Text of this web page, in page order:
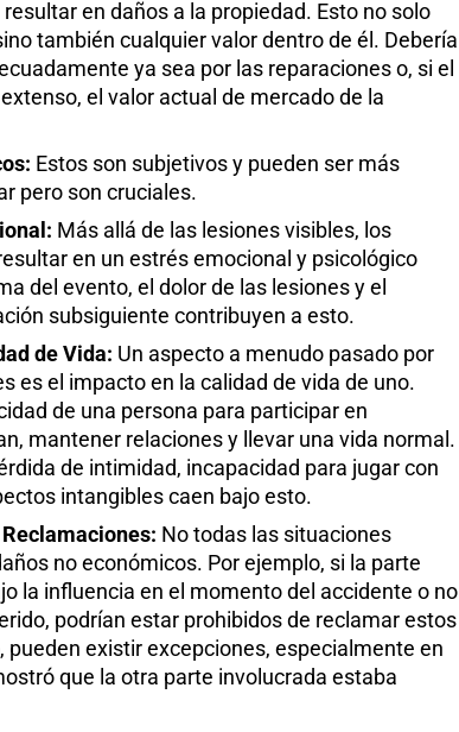
en daños a la propiedad. Esto no solo
también cualquier valor dentro de él. Debería
ya sea por las reparaciones o, si el
el valor actual de mercado de la
Estos son subjetivos y pueden ser más
pero son cruciales.
Más allá de las lesiones visibles, los
en un estrés emocional y psicológico
del evento, el dolor de las lesiones y el
subsiguiente contribuyen a esto.
de Vida: Un aspecto a menudo pasado por
es el impacto en la calidad de vida de uno.
de una persona para participar en
mantener relaciones y llevar una vida normal.
de intimidad, incapacidad para jugar con
intangibles caen bajo esto.
No todas las situaciones
no económicos. Por ejemplo, si la parte
la influencia en el momento del accidente o no
podrían estar prohibidos de reclamar estos
pueden existir excepciones, especialmente en
que la otra parte involucrada estaba